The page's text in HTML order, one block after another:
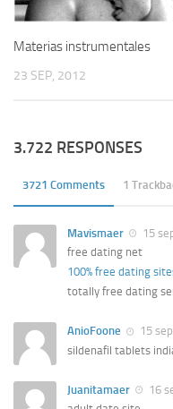
Materias instrumentales
23 SEP, 2012
3.722 RESPONSES
3721 Comments 1
Mavismaer
15
free dating net
100% free dating
totally free dating
AnioFoone
15
sildenafil tablets
Juanitamaer
16